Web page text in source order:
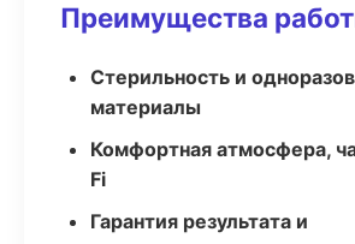
Преимущества
Стерильность и
материалы
Комфортная атмосфера,
Fi
Гарантия результата и